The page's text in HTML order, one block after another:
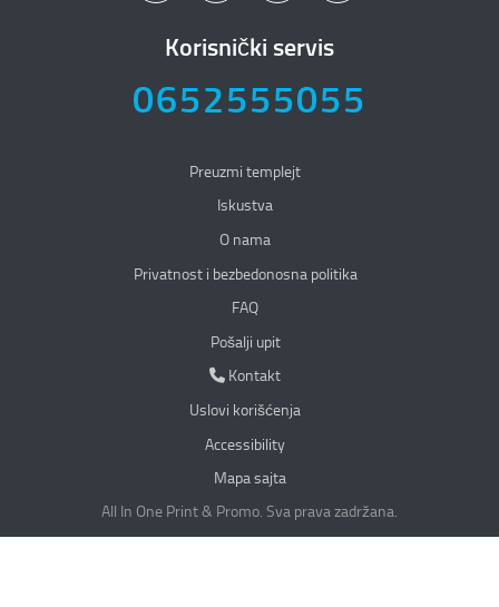
Korisnički servis
0652555055
Preuzmi templejt
Iskustva
O nama
Privatnost i bezbedonosna politika
Privatnost i bezbedonosna politika
FAQ
Pošalji upit
Kontakt
Kontakt
Uslovi korišćenja
Accessibility
Mapa sajta
All In One Print & Promo. Sva prava zadržana.